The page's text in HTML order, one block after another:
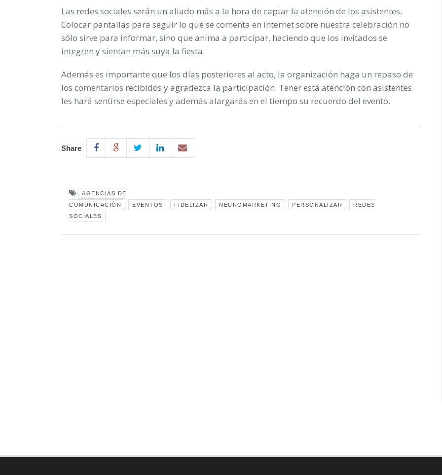
Las redes sociales serán un aliado más a la hora de captar la atención de los asistentes.
Colocar pantallas para seguir lo que se comenta en internet sobre nuestra celebración no
sólo sirve para informar, sino que anima a participar, haciendo que los invitados se
integren y sientan más suya la fiesta.
Además es importante que los días posteriores al acto, la organización haga un repaso de
los comentarios recibidos y agradezca la participación. Tener está atención con asistentes
les hará sentirse especiales y además alargarás en el tiempo su recuerdo del evento.
Share
AGENCIAS DE
COMUNICACIÓN
EVENTOS FIDELIZAR NEUROMARKETING PERSONALIZAR
REDES
SOCIALES